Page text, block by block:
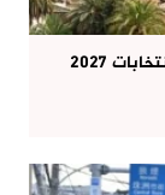
مشاو بعيد… حزب بدائرة فاس الشمالية عايش انتخابات 2027